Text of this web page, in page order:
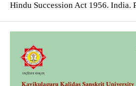
Hindu Succession Act 1956. India.